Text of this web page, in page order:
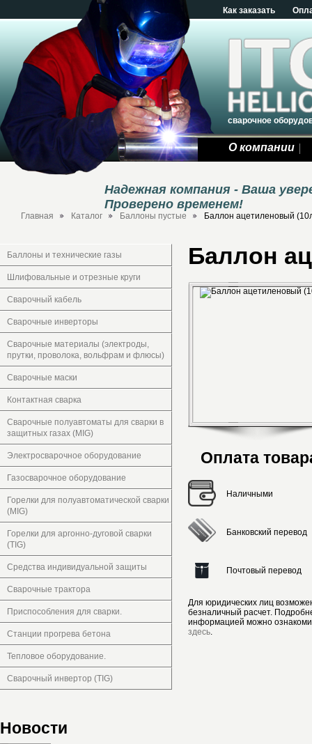
Как заказать
сварочное
О компании
Надежная компания - Ваша
Проверено временем!
Главная Каталог Баллоны пустые Баллон ацетиленовый
Баллоны и технические газы
Шлифовальные и отрезные круги
Сварочный кабель
Сварочные инверторы
Сварочные материалы (электроды,
прутки, проволока, вольфрам и флюсы)
Сварочные маски
Контактная сварка
Сварочные полуавтоматы для сварки в
защитных газах (MIG)
Электросварочное оборудование
Газосварочное оборудование
Горелки для полуавтоматической сварки
(MIG)
Горелки для аргонно-дуговой сварки
(TIG)
Средства индивидуальной защиты
Сварочные трактора
Приспособления для сварки.
Станции прогрева бетона
Тепловое оборудование.
Сварочный инвертор (TIG)
Новости
Баллон
Оплата
Наличными
Банковский перевод
Почтовый перевод
Для юридических лиц
безналичный расчет.
информацией можно
здесь.